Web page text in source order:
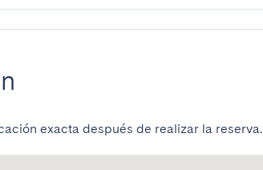
exacta después de realizar la reserva.